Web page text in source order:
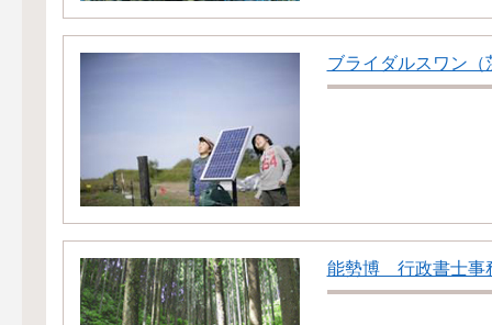
ブライダルスワン（
能勢博 行政書士事